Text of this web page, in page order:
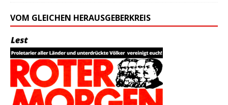
VOM GLEICHEN HERAUSGEBERKREIS